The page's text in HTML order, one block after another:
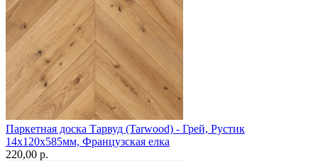
Паркетная доска Тарвуд (Tarwood) - Грей, Рустик
14х120х585мм, Французская елка
220,00 p.